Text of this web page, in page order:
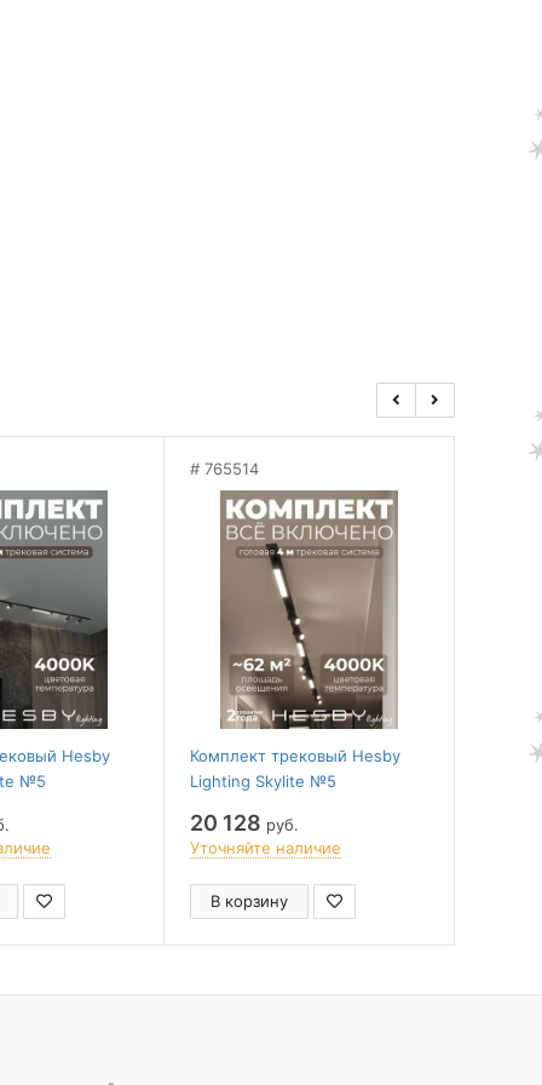
Hesby
№5
765514
Комплект трековый Hesby
Lighting Skylite №5
20 128 руб.
Уточняйте наличие
В корзину